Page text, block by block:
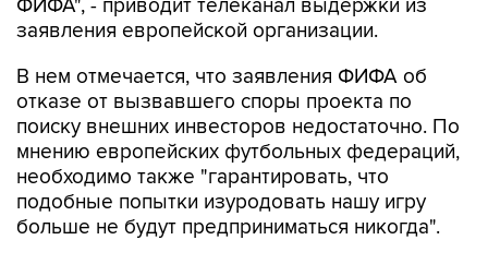
В нем отмечается, что заявления ФИФА об
поиску внешних инвесторов недостаточно. По
мнению европейских футбольных федераций,
необходимо также "гарантировать, что
подобные попытки изуродовать нашу игру
больше не будут предприниматься никогда".
В УЕФА указали, что данные условия не были